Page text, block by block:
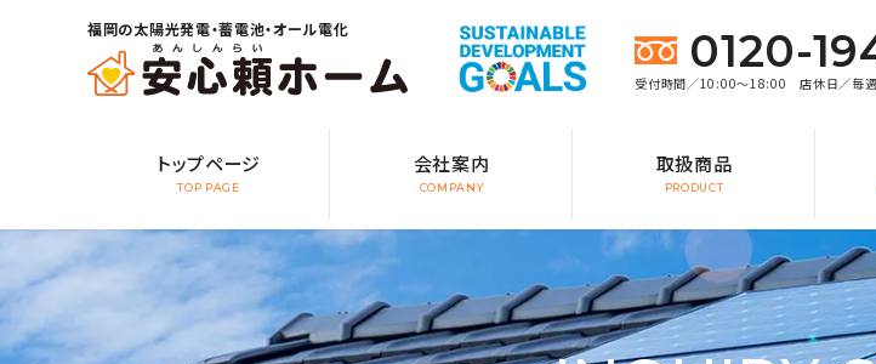
福岡の太陽光発電・蓄電池・オール電化 0120-
受付時間／10:00～18:00 店休日／毎週
トップページ
TOP PAGE
会社案内
COMPANY
取扱商品
PRODUCT